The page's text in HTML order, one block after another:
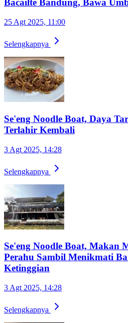
Bacailte Bandung, Bawa
25 Agt 2025, 11:00
Selengkapnya
Se'eng Noodle Boat, Daya
Terlahir Kembali
3 Agt 2025, 14:28
Selengkapnya
Se'eng Noodle Boat, Makan
Perahu Sambil Menikmati
Ketinggian
3 Agt 2025, 14:28
Selengkapnya